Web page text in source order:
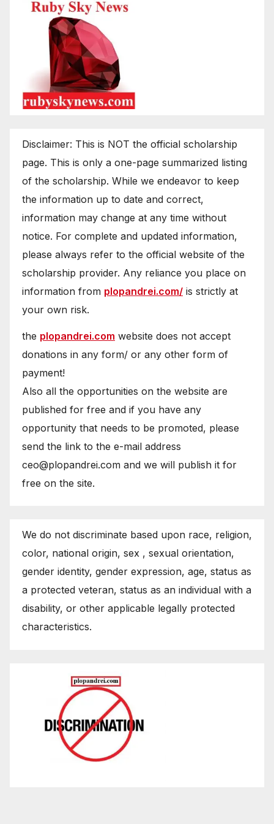
Disclaimer: This is NOT the official scholarship
page. This is only a one-page summarized listing
of the scholarship. While we endeavor to keep
the information up to date and correct,
information may change at any time without
notice. For complete and updated information,
please always refer to the official website of the
scholarship provider. Any reliance you place on
information from plopandrei.com/ is strictly at
your own risk.
the plopandrei.com website does not accept
donations in any form/ or any other form of
payment!
Also all the opportunities on the website are
published for free and if you have any
opportunity that needs to be promoted, please
send the link to the e-mail address
ceo@plopandrei.com and we will publish it for
free on the site.
We do not discriminate based upon race, religion,
color, national origin, sex , sexual orientation,
gender identity, gender expression, age, status as
a protected veteran, status as an individual with a
disability, or other applicable legally protected
characteristics.